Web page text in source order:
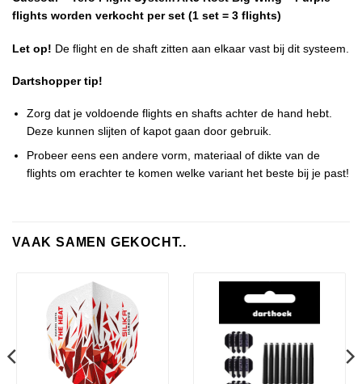
flights worden verkocht per set (1 set = 3 flights)
Let op! De flight en de shaft zitten aan elkaar vast bij dit systeem.
Dartshopper tip!
Zorg dat je voldoende flights en shafts achter de hand hebt.
Deze kunnen slijten of kapot gaan door gebruik.
Probeer eens een andere vorm, materiaal of dikte van de
flights om erachter te komen welke variant het beste bij je past!
VAAK SAMEN GEKOCHT..